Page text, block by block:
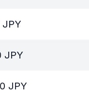
JPY
JPY
JPY